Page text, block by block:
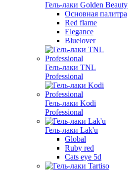
Гель-лаки Golden Beauty
Основная палитра
Red flame
Elegance
Bluelover
Гель-лаки TNL
Professional
Гель-лаки Kodi
Professional
Гель-лаки Lak'u
Global
Ruby red
Cats eye 5d